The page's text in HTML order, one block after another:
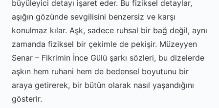
büyüleyici detayı işaret eder. Bu fiziksel detaylar,
aşığın gözünde sevgilisini benzersiz ve karşı
konulmaz kılar. Aşk, sadece ruhsal bir bağ değil, aynı
zamanda fiziksel bir çekimle de pekişir. Müzeyyen
Senar – Fikrimin İnce Gülü şarkı sözleri, bu dizelerde
aşkın hem ruhani hem de bedensel boyutunu bir
araya getirerek, bir bütün olarak nasıl yaşandığını
gösterir.